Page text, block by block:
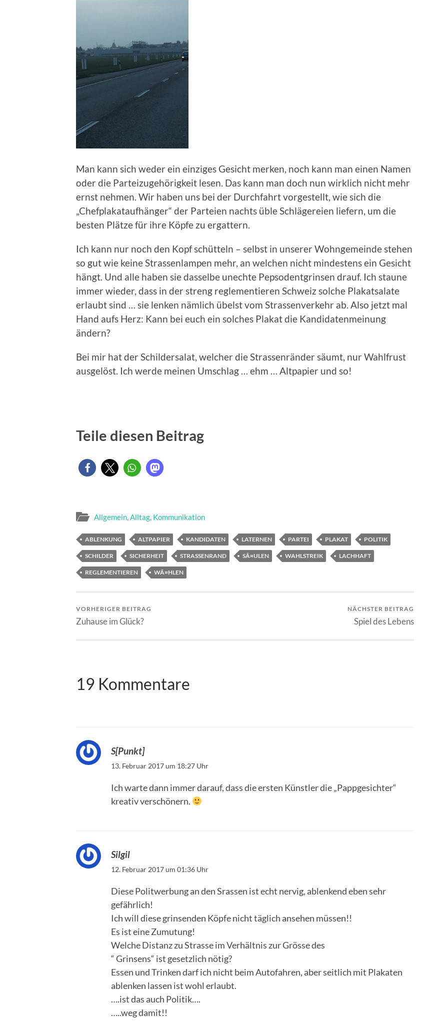
Man kann sich weder ein einziges Gesicht merken, noch kann man einen Namen
oder die Parteizugehörigkeit lesen. Das kann man doch nun wirklich nicht mehr
ernst nehmen. Wir haben uns bei der Durchfahrt vorgestellt, wie sich die
„Chefplakataufhänger“ der Parteien nachts üble Schlägereien liefern, um die
besten Plätze für ihre Köpfe zu ergattern.
Ich kann nur noch den Kopf schütteln – selbst in unserer Wohngemeinde stehen
so gut wie keine Strassenlampen mehr, an welchen nicht mindestens ein Gesicht
hängt. Und alle haben sie dasselbe unechte Pepsodentgrinsen drauf. Ich staune
immer wieder, dass in der streng reglementieren Schweiz solche Plakatsalate
erlaubt sind … sie lenken nämlich übelst vom Strassenverkehr ab. Also jetzt mal
Hand aufs Herz: Kann bei euch ein solches Plakat die Kandidatenmeinung
ändern?
Bei mir hat der Schildersalat, welcher die Strassenränder säumt, nur Wahlfrust
ausgelöst. Ich werde meinen Umschlag … ehm … Altpapier und so!
Teile diesen Beitrag
Allgemein,Alltag, Kommunikation
ABLENKUNG ALTPAPIER KANDIDATEN LATERNEN PARTEI PLAKAT POLITIK
SCHILDER SICHERHEIT STRASSENRAND SÃ¤ULEN WAHLSTREIK LACHHAFT
REGLEMENTIEREN WÃ¤HLEN
VORHERIGER BEITRAG
Zuhause im Glück?
NÄCHSTER BEITRAG
Spiel des Lebens
19 Kommentare
S[Punkt]
13. Februar 2017 um 18:27 Uhr
Ich warte dann immer darauf, dass die ersten Künstler die „Pappgesichter“
kreativ verschönern.
Silgil
12. Februar 2017 um 01:36 Uhr
Diese Politwerbung an den Srassen ist echt nervig, ablenkend eben sehr
gefährlich!
Ich will diese grinsenden Köpfe nicht täglich ansehen müssen!!
Es ist eine Zumutung!
Welche Distanz zu Strasse im Verhältnis zur Grösse des
“ Grinsens“ ist gesetzlich nötig?
Essen und Trinken darf ich nicht beim Autofahren, aber seitlich mit Plakaten
ablenken lassen ist wohl erlaubt.
….ist das auch Politik….
…..weg damit!!